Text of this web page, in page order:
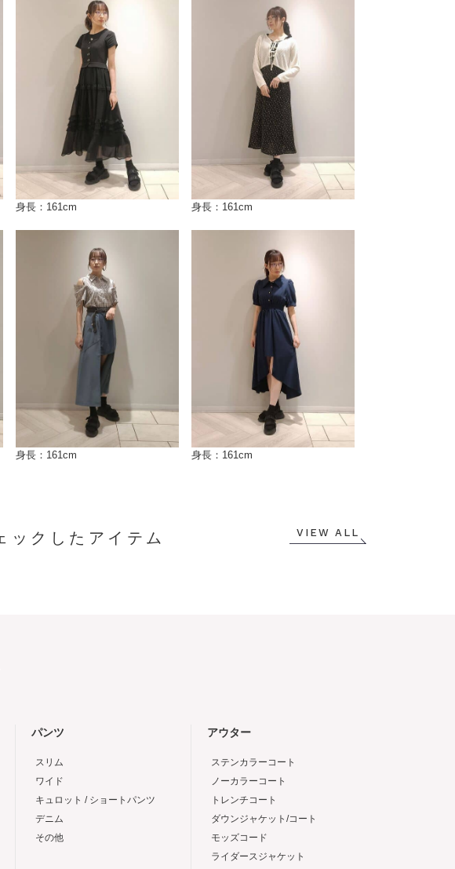
身長：161cm 身長：161cm
身長：161cm 身長：161cm
VIEW ALL
パンツ
スリム
ワイド
キュロット / ショートパンツ
デニム
その他
アウター
ステンカラーコート
ノーカラーコート
トレンチコート
ダウンジャケット/コート
モッズコード
ライダースジャケット